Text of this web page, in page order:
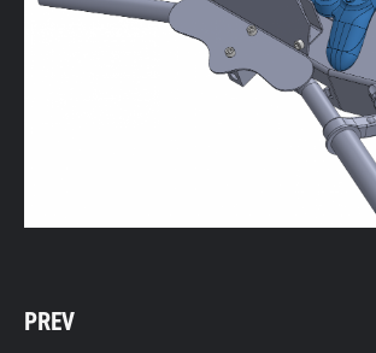
PREV